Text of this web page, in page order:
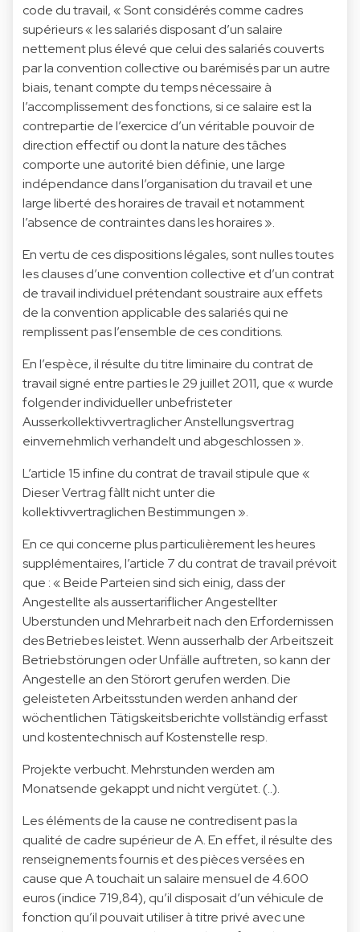
code du travail, « Sont considérés comme cadres
supérieurs « les salariés disposant d’un salaire
nettement plus élevé que celui des salariés couverts
par la convention collective ou barémisés par un autre
biais, tenant compte du temps nécessaire à
l’accomplissement des fonctions, si ce salaire est la
contrepartie de l’exercice d’un véritable pouvoir de
direction effectif ou dont la nature des tâches
comporte une autorité bien définie, une large
indépendance dans l’organisation du travail et une
large liberté des horaires de travail et notamment
l’absence de contraintes dans les horaires ».
En vertu de ces dispositions légales, sont nulles toutes
les clauses d’une convention collective et d’un contrat
de travail individuel prétendant soustraire aux effets
de la convention applicable des salariés qui ne
remplissent pas l’ensemble de ces conditions.
En l’espèce, il résulte du titre liminaire du contrat de
travail signé entre parties le 29 juillet 2011, que « wurde
folgender individueller unbefristeter
Ausserkollektivvertraglicher Anstellungsvertrag
einvernehmlich verhandelt und abgeschlossen ».
L’article 15 infine du contrat de travail stipule que «
Dieser Vertrag fàllt nicht unter die
kollektivvertraglichen Bestimmungen ».
En ce qui concerne plus particulièrement les heures
supplémentaires, l’article 7 du contrat de travail prévoit
que : « Beide Parteien sind sich einig, dass der
Angestellte als aussertariflicher Angestellter
Uberstunden und Mehrarbeit nach den Erfordernissen
des Betriebes leistet. Wenn ausserhalb der Arbeitszeit
Betriebstörungen oder Unfälle auftreten, so kann der
Angestelle an den Störort gerufen werden. Die
geleisteten Arbeitsstunden werden anhand der
wöchentlichen Tätigskeitsberichte vollständig erfasst
und kostentechnisch auf Kostenstelle resp.
Projekte verbucht. Mehrstunden werden am
Monatsende gekappt und nicht vergütet. (..).
Les éléments de la cause ne contredisent pas la
qualité de cadre supérieur de A. En effet, il résulte des
renseignements fournis et des pièces versées en
cause que A touchait un salaire mensuel de 4.600
euros (indice 719,84), qu’il disposait d’un véhicule de
fonction qu’il pouvait utiliser à titre privé avec une